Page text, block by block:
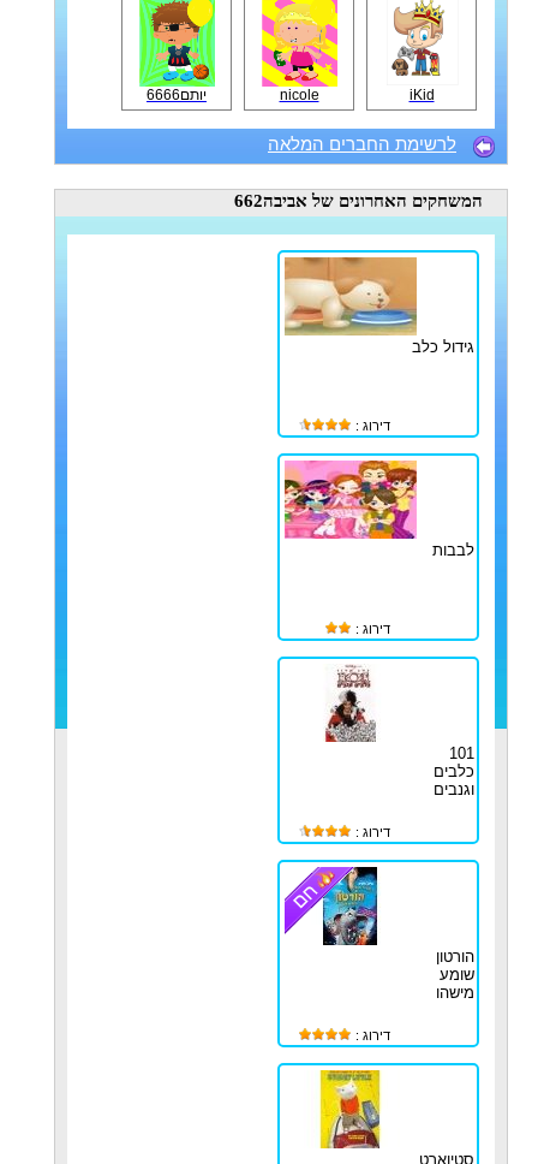
iKid
nicole יותם6666
לרשימת החברים המלאה
המשחקים האחרונים של אביבה662
גידול כלב
דירוג :
לבבות
דירוג :
101
כלבים
וגנבים
דירוג :
הורטון
שומע
מישהו
דירוג :
סטיוארט